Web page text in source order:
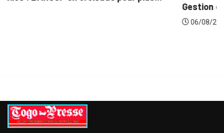
Gestion concertée et durable du Bassin du...